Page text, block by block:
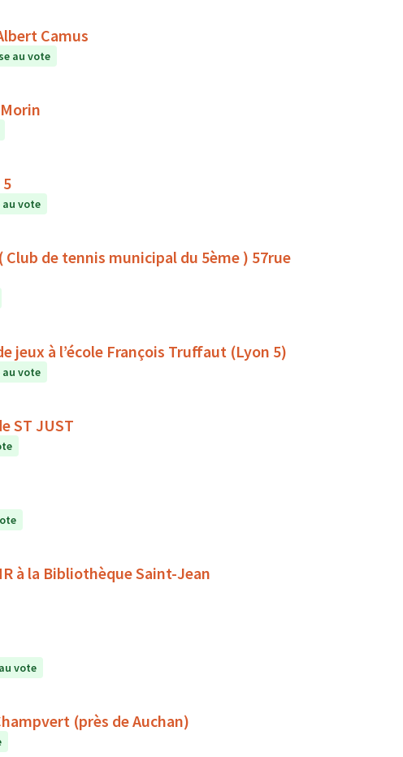
Camus
au vote
au vote
jeux à l’école François Truffaut (Lyon 5)
au vote
ST JUST
à la Bibliothèque Saint-Jean
vote
(près de Auchan)